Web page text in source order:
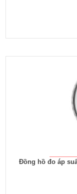
Đồng hồ đo áp